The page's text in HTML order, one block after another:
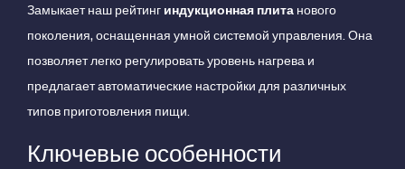
Замыкает наш рейтинг индукционная плита нового
поколения, оснащенная умной системой управления. Она
позволяет легко регулировать уровень нагрева и
предлагает автоматические настройки для различных
типов приготовления пищи.
Ключевые особенности